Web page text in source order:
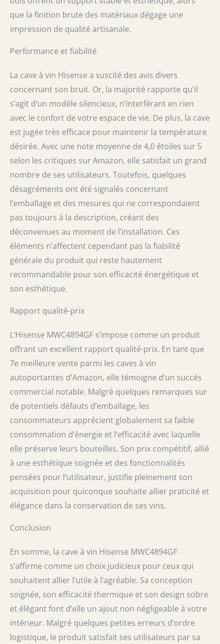
que la finition brute des matériaux dégage une
impression de qualité artisanale.
Performance et fiabilité
La cave à vin Hisense a suscité des avis divers
concernant son bruit. Or, la majorité rapporte qu’il
s’agit d’un modèle silencieux, n’interférant en rien
avec le confort de votre espace de vie. De plus, la cave
est jugée très efficace pour maintenir la température
désirée. Avec une note moyenne de 4,0 étoiles sur 5
selon les critiques sur Amazon, elle satisfait un grand
nombre de ses utilisateurs. Toutefois, quelques
désagréments ont été signalés concernant
l’emballage et des mesures qui ne correspondaient
pas toujours à la description, créant des
déconvenues au moment de l’installation. Ces
éléments n’affectent cependant pas la fiabilité
générale du produit qui reste hautement
recommandable pour son efficacité énergétique et
son esthétique.
Rapport qualité-prix
L’Hisense MWC4894GF s’impose comme un produit
offrant un excellent rapport qualité-prix. En tant que
7e meilleure vente parmi les caves à vin
autoportantes d’Amazon, elle témoigne d’un succès
commercial notable. Malgré quelques remarques sur
de potentiels défauts d’emballage, les
consommateurs apprécient globalement sa faible
consommation d’énergie et l’efficacité avec laquelle
elle préserve leurs bouteilles. Son prix compétitif, allié
à une esthétique soignée et des fonctionnalités
pensées pour l’utilisateur, justifie pleinement son
acquisition pour quiconque souhaite allier praticité et
élégance dans la conservation de ses vins.
Conclusion
En somme, la cave à vin Hisense MWC4894GF
s’affirme comme un choix judicieux pour ceux qui
souhaitent allier l’utile à l’agréable. Sa conception
soignée, son efficacité thermique et son design sobre
et élégant font d’elle un ajout non négligeable à votre
intérieur. Malgré quelques petites erreurs d’ordre
logistique, le produit satisfait ses utilisateurs par sa